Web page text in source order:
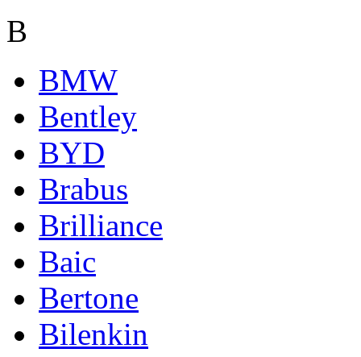
B
BMW
Bentley
BYD
Brabus
Brilliance
Baic
Bertone
Bilenkin